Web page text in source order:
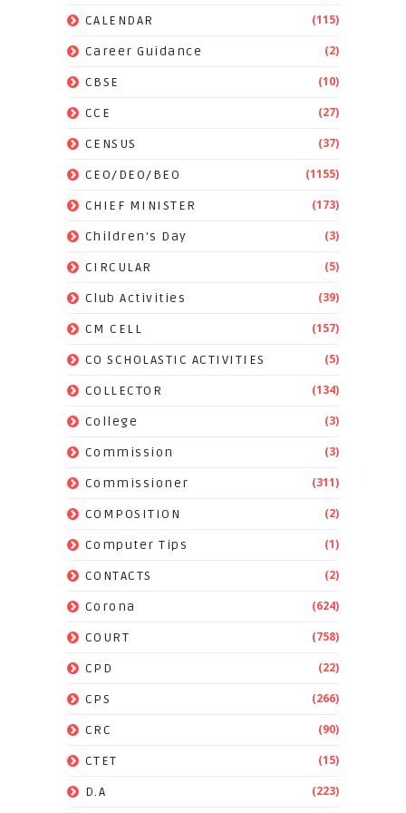
CALENDAR (115)
Career Guidance (2)
CBSE (10)
CCE (27)
CENSUS (37)
CEO/DEO/BEO (1155)
CHIEF MINISTER (173)
Children's Day (3)
CIRCULAR (5)
Club Activities (39)
CM CELL (157)
CO SCHOLASTIC ACTIVITIES (5)
COLLECTOR (134)
College (3)
Commission (3)
Commissioner (311)
COMPOSITION (2)
Computer Tips (1)
CONTACTS (2)
Corona (624)
COURT (758)
CPD (22)
CPS (266)
CRC (90)
CTET (15)
D.A (223)